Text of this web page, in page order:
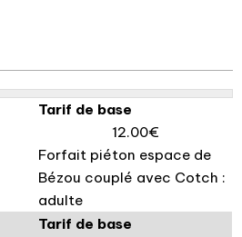
Tarif de base
12.00€
Forfait piéton espace de
Bézou couplé avec Cotch :
adulte
Tarif de base